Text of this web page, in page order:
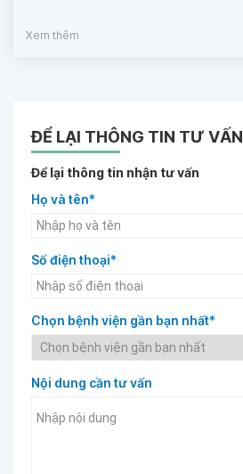
Xem thêm
ĐỂ LẠI THÔNG TIN TƯ VẤN
Để lại thông tin nhận tư vấn
Họ và tên*
Số điện thoại*
Chọn bệnh viện gần bạn nhất*
Nội dung cần tư vấn